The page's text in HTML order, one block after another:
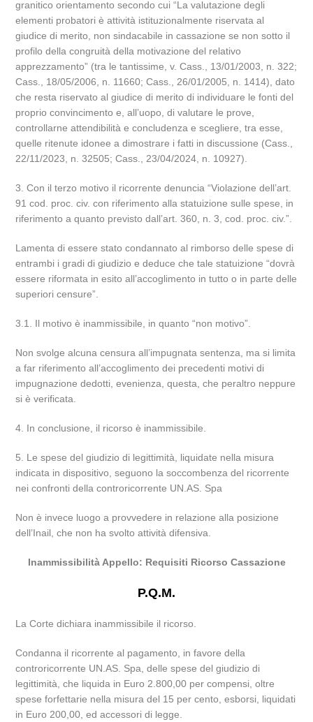
granitico orientamento secondo cui “La valutazione degli
elementi probatori è attività istituzionalmente riservata al
giudice di merito, non sindacabile in cassazione se non sotto il
profilo della congruità della motivazione del relativo
apprezzamento” (tra le tantissime, v. Cass., 13/01/2003, n. 322;
Cass., 18/05/2006, n. 11660; Cass., 26/01/2005, n. 1414), dato
che resta riservato al giudice di merito di individuare le fonti del
proprio convincimento e, all’uopo, di valutare le prove,
controllarne attendibilità e concludenza e scegliere, tra esse,
quelle ritenute idonee a dimostrare i fatti in discussione (Cass.,
22/11/2023, n. 32505; Cass., 23/04/2024, n. 10927).
3. Con il terzo motivo il ricorrente denuncia “Violazione dell’art.
91 cod. proc. civ. con riferimento alla statuizione sulle spese, in
riferimento a quanto previsto dall’art. 360, n. 3, cod. proc. civ.”.
Lamenta di essere stato condannato al rimborso delle spese di
entrambi i gradi di giudizio e deduce che tale statuizione “dovrà
essere riformata in esito all’accoglimento in tutto o in parte delle
superiori censure”.
3.1. Il motivo è inammissibile, in quanto “non motivo”.
Non svolge alcuna censura all’impugnata sentenza, ma si limita
a far riferimento all’accoglimento dei precedenti motivi di
impugnazione dedotti, evenienza, questa, che peraltro neppure
si è verificata.
4. In conclusione, il ricorso è inammissibile.
5. Le spese del giudizio di legittimità, liquidate nella misura
indicata in dispositivo, seguono la soccombenza del ricorrente
nei confronti della controricorrente UN.AS. Spa
Non è invece luogo a provvedere in relazione alla posizione
dell’Inail, che non ha svolto attività difensiva.
Inammissibilità Appello: Requisiti Ricorso Cassazione
P.Q.M.
La Corte dichiara inammissibile il ricorso.
Condanna il ricorrente al pagamento, in favore della
controricorrente UN.AS. Spa, delle spese del giudizio di
legittimità, che liquida in Euro 2.800,00 per compensi, oltre
spese forfettarie nella misura del 15 per cento, esborsi, liquidati
in Euro 200,00, ed accessori di legge.